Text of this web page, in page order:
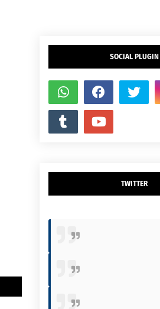
SOCIAL PLUGIN
TWITTER